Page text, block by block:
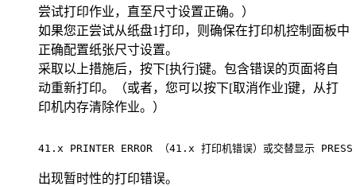
尝试打印作业，直至尺寸设置正确。）
如果您正尝试从纸盘1打印，则确保在打印机控制面板中
正确配置纸张尺寸设置。
采取以上措施后，按下[执行]键。包含错误的页面将自
动重新打印。（或者，您可以按下[取消作业]键，从打
印机内存清除作业。）
41.x PRINTER ERROR （41.x
出现暂时性的打印错误。